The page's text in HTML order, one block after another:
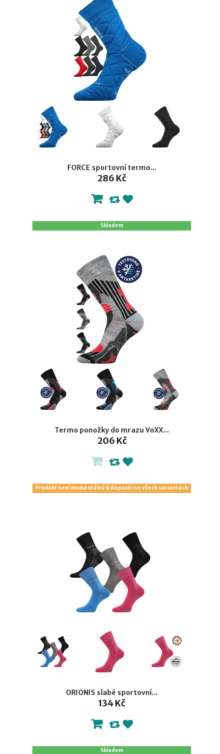
FORCE sportovní termo...
286 Kč
Skladem
Termo ponožky do mrazu VoXX...
206 Kč
Produkt není momentálně k dispozici ve všech variantách
ORIONIS slabé sportovní...
134 Kč
Skladem